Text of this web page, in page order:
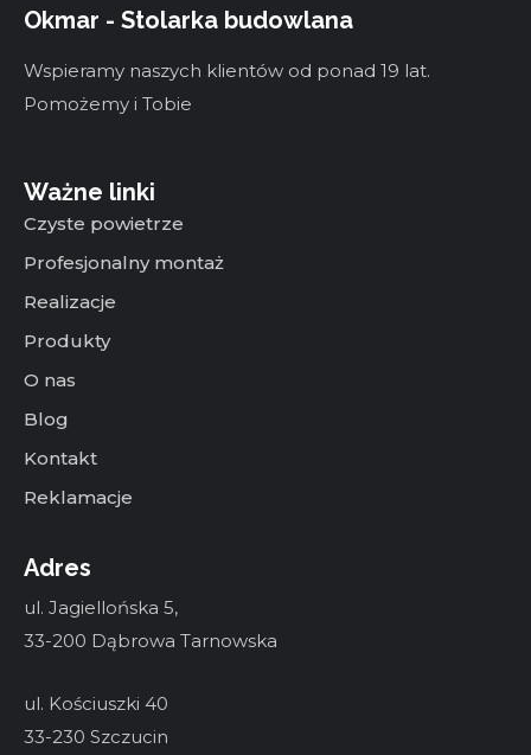
Okmar - Stolarka budowlana
Wspieramy naszych klientów od ponad 19 lat.
Pomożemy i Tobie
Ważne linki
Czyste powietrze
Profesjonalny montaż
Realizacje
Produkty
O nas
Blog
Kontakt
Reklamacje
Adres
ul. Jagiellońska 5,
33-200 Dąbrowa Tarnowska
ul. Kościuszki 40
33-230 Szczucin